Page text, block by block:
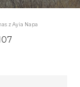
z Ayia Napa